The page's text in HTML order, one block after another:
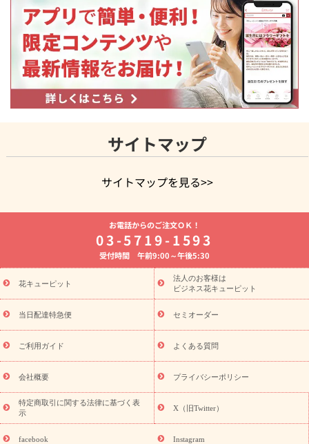
サイトマップ
サイトマップを見る>>
よく贈られる花
お祝いの花特集
誕生日フラワーギフト特集
8月の誕生花(トルコキキョウ)
開店・開業祝い
お供え・お悔やみ お供え・お悔やみの花
通夜・葬儀に贈る花 胡蝶蘭・花鉢
ーブドフラワー
季節のイベント
ひまわり ギフト・プレゼント
特集
お盆 花（新盆・初盆） 季節のイベント
お盆 花（新
盆・初盆）
お盆 花（新盆・初盆）
お盆・お供え 花とセットギ
フト
お盆・お供え プリザーブドフラワー
ひまわり ギフト・プ
レゼント特集
夏の花贈り・お中元・暑中見舞い 花のギフト特集
敬老の日におくる花ギフト・プレゼント特集
花ギフト・プレゼント特集
敬老の日 花のおすすめランキング
敬
老の日 花鉢植えのギフト・プレゼント特集
敬老の日 花とセットギ
フト・プレゼント特集
敬老の日の花 全てのギフト一覧
キャン
ペーン
映画『ウォーターガーディアンズ』コラボキャンペーン
「きょう誕生日なんです」キャンペーン
誕生日の花を探す
誕生日フラワーギフト 誕生日フラワーギフト特集
お電話からのご注文ＯＫ！
03-5719-1593
受付時間 午前9:00～午後5:30
花キューピット
法人のお客様は
ビジネス花キューピット
当日配達特急便 セミオーダー
ご利用ガイド よくある質問
会社概要 プライバシーポリシー
特定商取引に関する法律に基づく表
示
X（旧Twitter）
facebook Instagram